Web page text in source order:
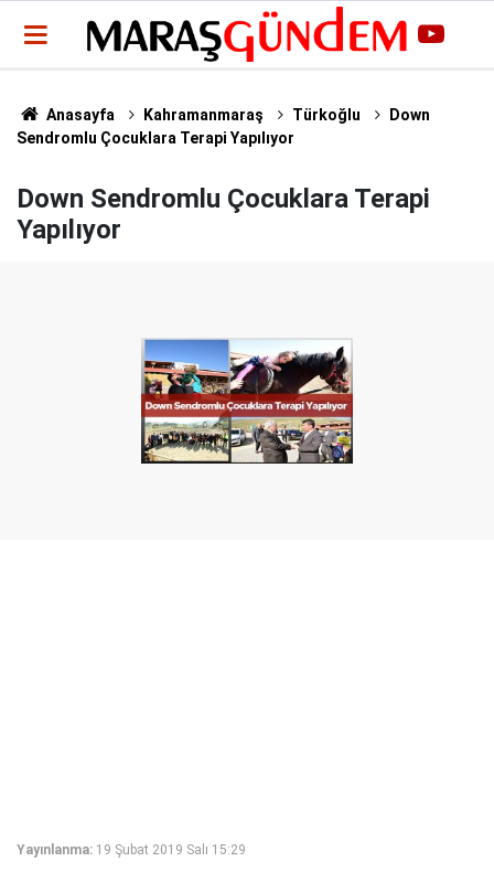
Anasayfa Kahramanmaraş Türkoğlu
Down
Sendromlu Çocuklara Terapi Yapılıyor
Down Sendromlu Çocuklara Terapi
Yapılıyor
Yayınlanma: 19 Şubat 2019 Salı 15:29